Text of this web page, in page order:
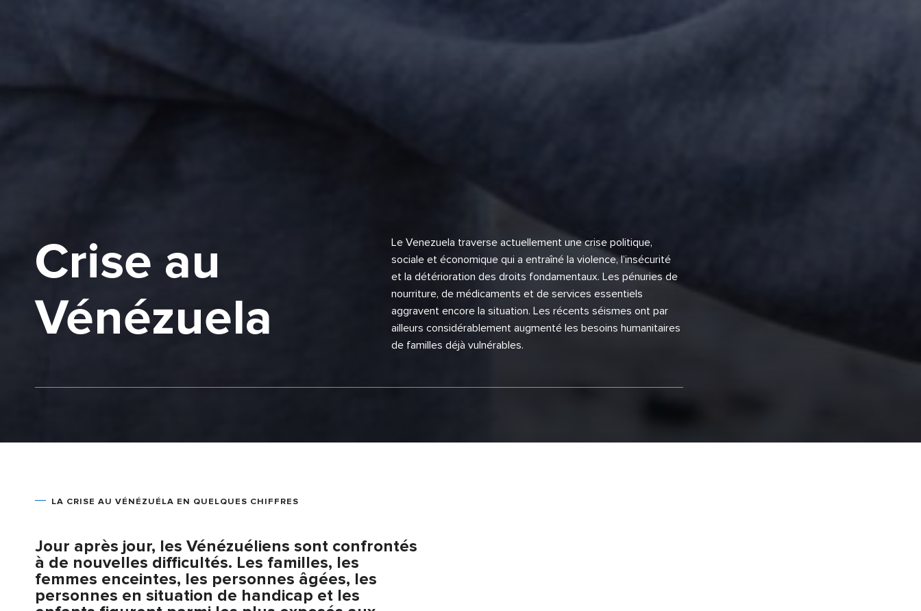
Crise au
Vénézuela
Le Venezuela traverse actuellement une crise politique,
sociale et économique qui a entraîné la violence, l’insécurité
et la détérioration des droits fondamentaux. Les pénuries de
nourriture, de médicaments et de services essentiels
aggravent encore la situation. Les récents séismes ont par
ailleurs considérablement augmenté les besoins humanitaires
de familles déjà vulnérables.
LA CRISE AU VÉNÉZUÉLA EN QUELQUES CHIFFRES
Jour après jour, les Vénézuéliens sont confrontés
à de nouvelles difficultés. Les familles, les
femmes enceintes, les personnes âgées, les
personnes en situation de handicap et les